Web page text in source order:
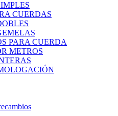
CUERDAS
PARA CUERDA
METROS